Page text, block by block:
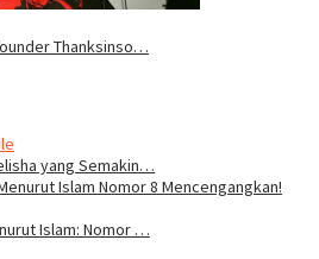
Thanksinso…
yang Semakin…
Islam: Nomor …